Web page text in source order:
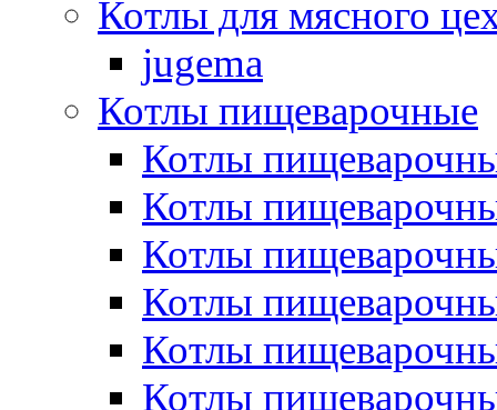
Котлы для мясного
jugema
Котлы пищеварочные
Котлы
Котлы
Котлы
Котлы
Котлы
Котлы